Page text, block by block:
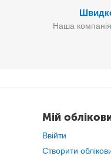
Наша компанія
Мій
Ввійти
Створити